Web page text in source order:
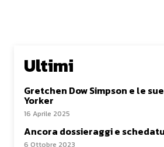
Ultimi
Gretchen Dow Simpson e le
Yorker
16 Aprile 2025
Ancora dossieraggi e